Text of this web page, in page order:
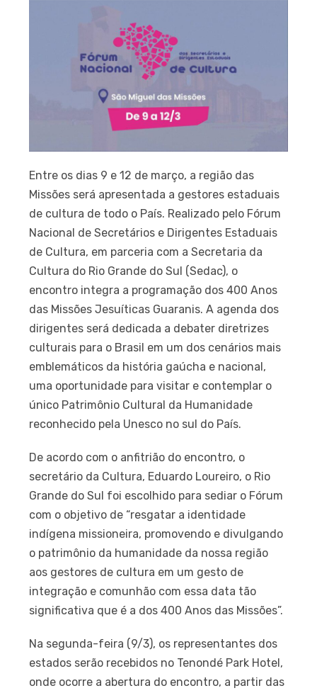
Entre os dias 9 e 12 de março, a região das
Missões será apresentada a gestores estaduais
de cultura de todo o País. Realizado pelo Fórum
Nacional de Secretários e Dirigentes Estaduais
de Cultura, em parceria com a Secretaria da
Cultura do Rio Grande do Sul (Sedac), o
encontro integra a programação dos 400 Anos
das Missões Jesuíticas Guaranis. A agenda dos
dirigentes será dedicada a debater diretrizes
culturais para o Brasil em um dos cenários mais
emblemáticos da história gaúcha e nacional,
uma oportunidade para visitar e contemplar o
único Patrimônio Cultural da Humanidade
reconhecido pela Unesco no sul do País.
De acordo com o anfitrião do encontro, o
secretário da Cultura, Eduardo Loureiro, o Rio
Grande do Sul foi escolhido para sediar o Fórum
com o objetivo de “resgatar a identidade
indígena missioneira, promovendo e divulgando
o patrimônio da humanidade da nossa região
aos gestores de cultura em um gesto de
integração e comunhão com essa data tão
significativa que é a dos 400 Anos das Missões”.
Na segunda-feira (9/3), os representantes dos
estados serão recebidos no Tenondé Park Hotel,
onde ocorre a abertura do encontro, a partir das